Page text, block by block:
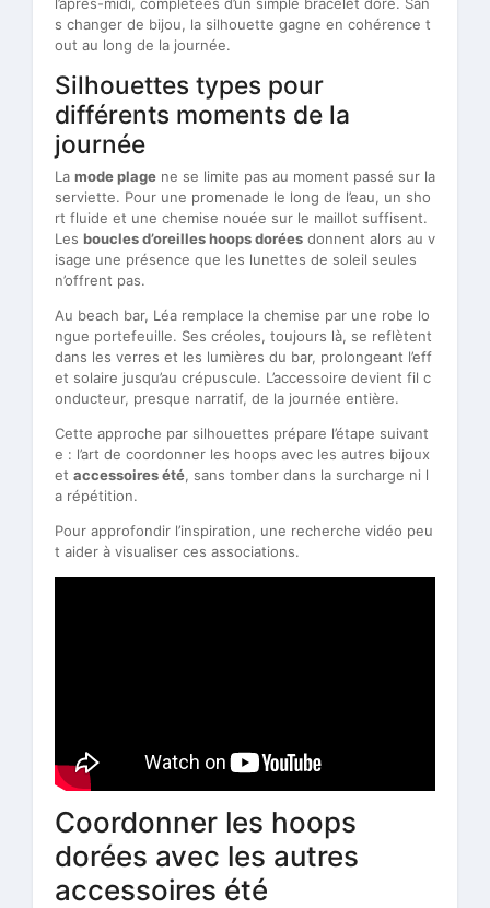
l’après-midi, complétées d’un simple bracelet doré. San
s changer de bijou, la silhouette gagne en cohérence t
out au long de la journée.
Silhouettes types pour
différents moments de la
journée
La mode plage ne se limite pas au moment passé sur la
serviette. Pour une promenade le long de l’eau, un sho
rt fluide et une chemise nouée sur le maillot suffisent.
Les boucles d’oreilles hoops dorées donnent alors au v
isage une présence que les lunettes de soleil seules
n’offrent pas.
Au beach bar, Léa remplace la chemise par une robe lo
ngue portefeuille. Ses créoles, toujours là, se reflètent
dans les verres et les lumières du bar, prolongeant l’eff
et solaire jusqu’au crépuscule. L’accessoire devient fil c
onducteur, presque narratif, de la journée entière.
Cette approche par silhouettes prépare l’étape suivant
e : l’art de coordonner les hoops avec les autres bijoux
et accessoires été, sans tomber dans la surcharge ni l
a répétition.
Pour approfondir l’inspiration, une recherche vidéo peu
t aider à visualiser ces associations.
Coordonner les hoops
dorées avec les autres
accessoires été